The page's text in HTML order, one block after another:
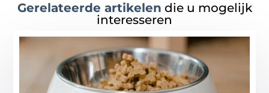
Gerelateerde artikelen die u mogelijk
interesseren